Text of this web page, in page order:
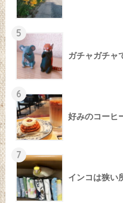
5
ガチャガチャ
6
好みのコーヒ
7
インコは狭い